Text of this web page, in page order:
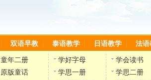
双语早教 泰语教学 日语教学 法语
童年二册 学好字母
学会读书
原版童话 学思一册
学思二册